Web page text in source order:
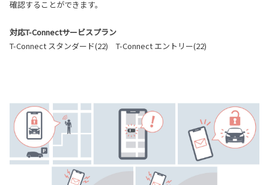
確認することができます。
対応T-Connectサービスプラン
T-Connect スタンダード(22) T-Connect エントリー(22)